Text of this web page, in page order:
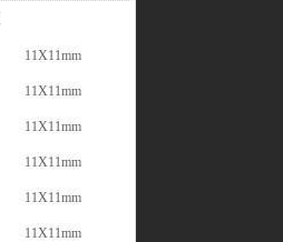
11X11mm
11X11mm
11X11mm
11X11mm
11X11mm
11X11mm